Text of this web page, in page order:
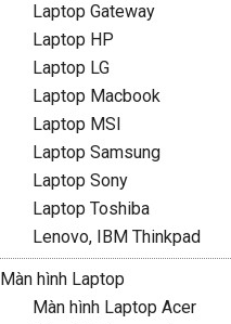
Laptop Gateway
Laptop HP
Laptop LG
Laptop Macbook
Laptop MSI
Laptop Samsung
Laptop Sony
Laptop Toshiba
Lenovo, IBM Thinkpad
Màn hình Laptop
Màn hình Laptop Acer